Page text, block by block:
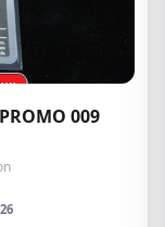
009